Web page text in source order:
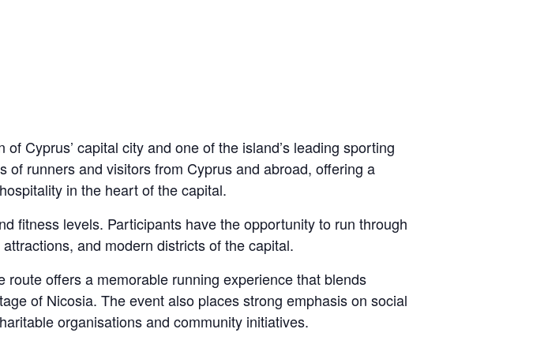
Cyprus’ capital city and one of the island’s leading sporting
runners and visitors from Cyprus and abroad, offering a
in the heart of the capital.
fitness levels. Participants have the opportunity to run through
and modern districts of the capital.
offers a memorable running experience that blends
of Nicosia. The event also places strong emphasis on social
organisations and community initiatives.